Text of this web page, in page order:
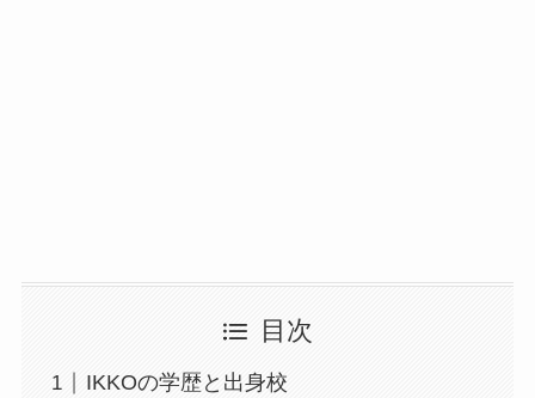
目次
IKKOの学歴と出身校